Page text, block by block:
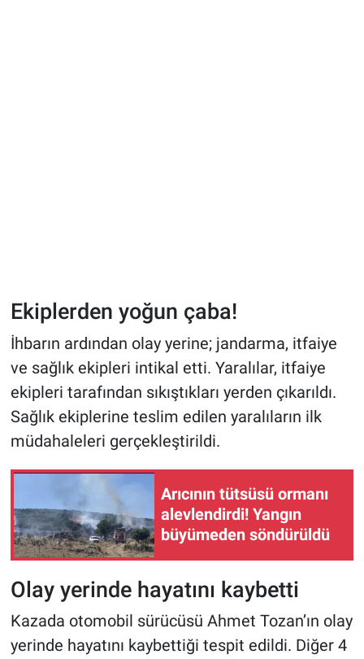
Ekiplerden yoğun çaba!
İhbarın ardından olay yerine; jandarma, itfaiye
ve sağlık ekipleri intikal etti. Yaralılar, itfaiye
ekipleri tarafından sıkıştıkları yerden çıkarıldı.
Sağlık ekiplerine teslim edilen yaralıların ilk
müdahaleleri gerçekleştirildi.
Arıcının tütsüsü ormanı
alevlendirdi! Yangın
büyümeden söndürüldü
Olay yerinde hayatını kaybetti
Kazada otomobil sürücüsü Ahmet Tozan’ın olay
yerinde hayatını kaybettiği tespit edildi. Diğer 4